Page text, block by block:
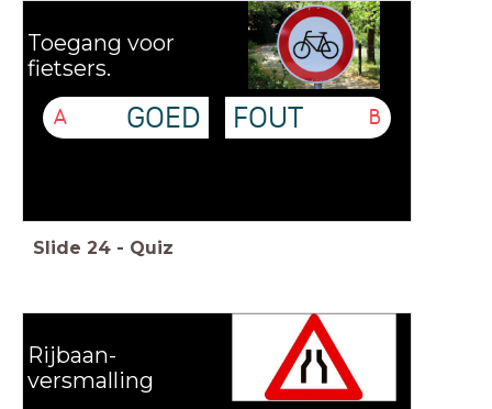
Toegang voor
fietsers.
A GOED B
FOUT
Slide 24 - Quiz
Rijbaan-
versmalling